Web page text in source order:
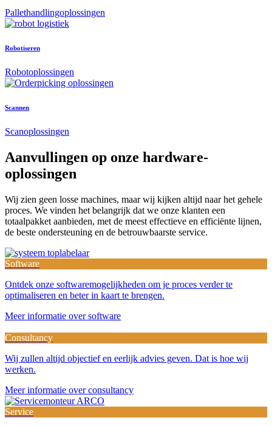
Pallethandlingoplossingen
Robotiseren
Robotoplossingen
Scannen
Scanoplossingen
Aanvullingen op onze hardware-
oplossingen
Wij zien geen losse machines, maar wij kijken altijd naar het gehele
proces. We vinden het belangrijk dat we onze klanten een
totaalpakket aanbieden, met de meest effectieve en efficiënte lijnen,
de beste ondersteuning en de betrouwbaarste service.
Software
Ontdek onze softwaremogelijkheden om je proces verder te
optimaliseren en beter in kaart te brengen.
Meer informatie over software
Consultancy
Wij zullen altijd objectief en eerlijk advies geven. Dat is hoe wij
werken.
Meer informatie over consultancy
Service